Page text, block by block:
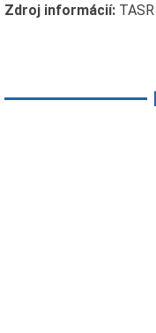
Zdroj informácií:TASR